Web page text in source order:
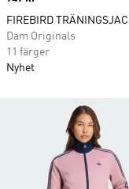
FIREBIRD
Dam Originals
11 färger
Nyhet